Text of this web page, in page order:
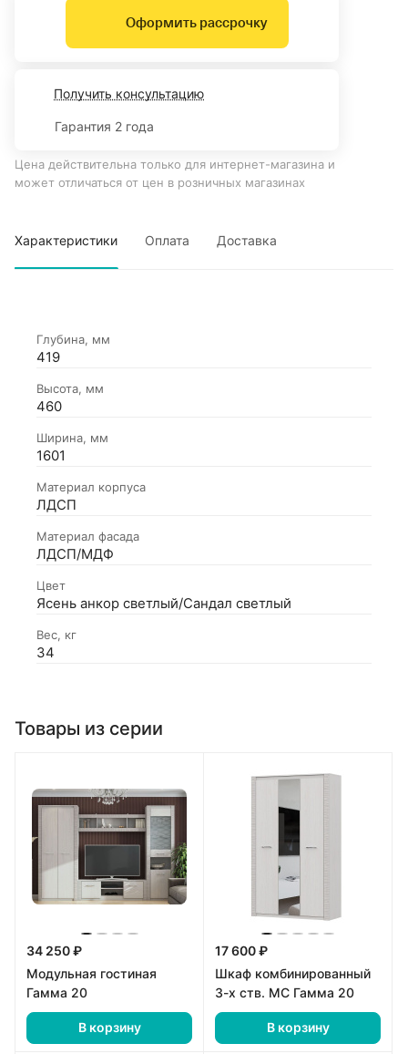
Оформить рассрочку
Получить консультацию
Гарантия 2 года
Цена действительна только для интернет-магазина и
может отличаться от цен в розничных магазинах
Характеристики Оплата Доставка
Глубина, мм
419
Высота, мм
460
Ширина, мм
1601
Материал корпуса
ЛДСП
Материал фасада
ЛДСП/МДФ
Цвет
Ясень анкор светлый/Сандал светлый
Вес, кг
34
Товары из серии
34 250 ₽
Модульная гостиная
Гамма 20
В корзину
17 600 ₽
Шкаф комбинированный
3-х ств. МС Гамма 20
В корзину